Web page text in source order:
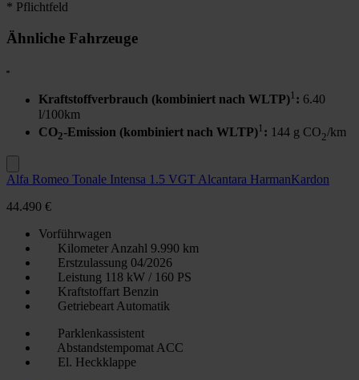
* Pflichtfeld
Ähnliche Fahrzeuge
Kraftstoffverbrauch (kombiniert nach WLTP)1 : 6.40
l/100km
CO2-Emission (kombiniert nach WLTP)1 : 144 g CO2/km
Alfa Romeo Tonale Intensa 1.5 VGT Alcantara HarmanKardon
44.490 €
Vorführwagen
Kilometer Anzahl 9.990 km
Erstzulassung 04/2026
Leistung 118 kW / 160 PS
Kraftstoffart Benzin
Getriebeart Automatik
Parklenkassistent
Abstandstempomat ACC
El. Heckklappe